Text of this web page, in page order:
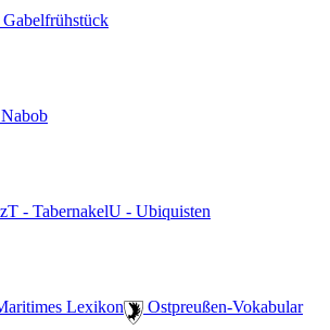
T - TabernakelU - Ubiquisten
Lexikon ️ Ostpreußen-Vokabular